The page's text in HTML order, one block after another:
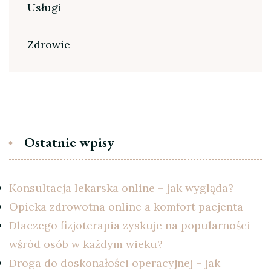
Usługi
Zdrowie
Ostatnie wpisy
Konsultacja lekarska online – jak wygląda?
Opieka zdrowotna online a komfort pacjenta
Dlaczego fizjoterapia zyskuje na popularności
wśród osób w każdym wieku?
Droga do doskonałości operacyjnej – jak